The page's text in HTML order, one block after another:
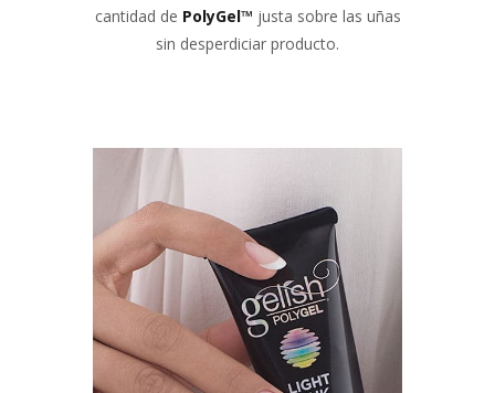
cantidad de PolyGel™ justa sobre las uñas
sin desperdiciar producto.